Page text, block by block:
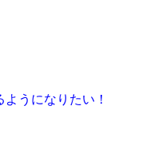
うになりたい！